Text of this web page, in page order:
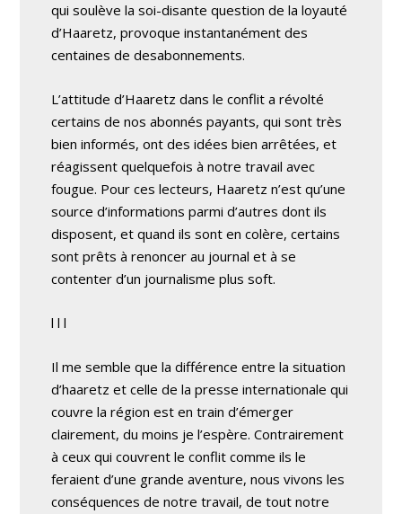
qui soulève la soi-disante question de la loyauté
d’Haaretz, provoque instantanément des
centaines de desabonnements.
L’attitude d’Haaretz dans le conflit a révolté
certains de nos abonnés payants, qui sont très
bien informés, ont des idées bien arrêtées, et
réagissent quelquefois à notre travail avec
fougue. Pour ces lecteurs, Haaretz n’est qu’une
source d’informations parmi d’autres dont ils
disposent, et quand ils sont en colère, certains
sont prêts à renoncer au journal et à se
contenter d’un journalisme plus soft.
l l l
Il me semble que la différence entre la situation
d’haaretz et celle de la presse internationale qui
couvre la région est en train d’émerger
clairement, du moins je l’espère. Contrairement
à ceux qui couvrent le conflit comme ils le
feraient d’une grande aventure, nous vivons les
conséquences de notre travail, de tout notre